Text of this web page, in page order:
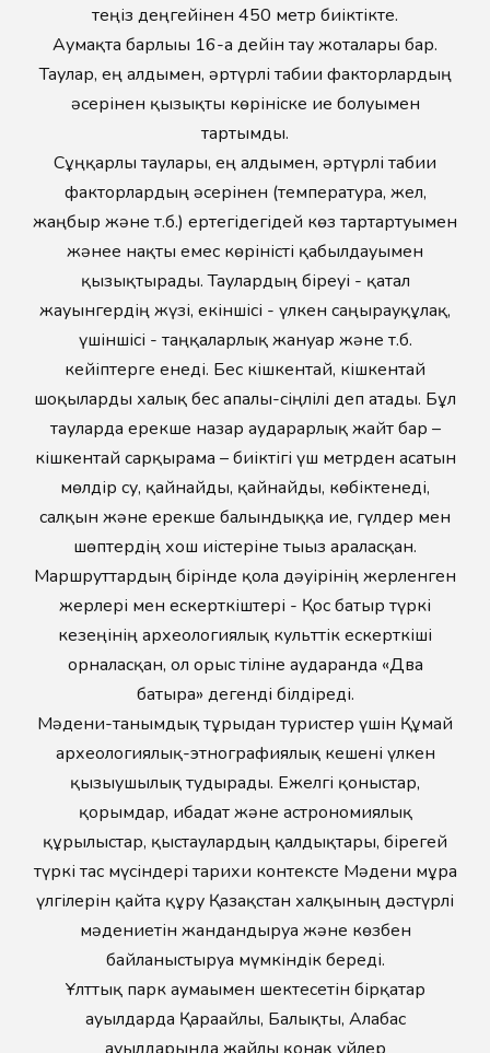
теңіз деңгейінен 450 метр биіктікте.
Аумақта барлығы 16-ға дейін тау жоталары бар.
Таулар, ең алдымен, әртүрлі табиғи факторлардың
әсерінен қызықты көрініске ие болуымен
тартымды.
Сұңқарлы таулары, ең алдымен, әртүрлі табиғи
факторлардың әсерінен (температура, жел,
жаңбыр және т.б.) ертегідегідей көз тартартуымен
жәнее нақты емес көріністі қабылдауымен
қызықтырады. Таулардың біреуі - қатал
жауынгердің жүзі, екіншісі - үлкен саңырауқұлақ,
үшіншісі - таңқаларлық жануар және т.б.
кейіптерге енеді. Бес кішкентай, кішкентай
шоқыларды халық бес апалы-сіңлілі деп атады. Бұл
тауларда ерекше назар аударарлық жайт бар –
кішкентай сарқырама – биіктігі үш метрден асатын
мөлдір су, қайнайды, қайнайды, көбіктенеді,
салқын және ерекше балғындыққа ие, гүлдер мен
шөптердің хош иістеріне тығыз араласқан.
Маршруттардың бірінде қола дәуірінің жерленген
жерлері мен ескерткіштері - Қос батыр түркі
кезеңінің археологиялық культтік ескерткіші
орналасқан, ол орыс тіліне аударғанда «Два
батыра» дегенді білдіреді.
Мәдени-танымдық тұрғыдан туристер үшін Құмай
археологиялық-этнографиялық кешені үлкен
қызығушылық тудырады. Ежелгі қоныстар,
қорымдар, ғибадат және астрономиялық
құрылыстар, қыстаулардың қалдықтары, бірегей
түркі тас мүсіндері тарихи контексте Мәдени мұра
үлгілерін қайта құру Қазақстан халқының дәстүрлі
мәдениетін жандандыруға және көзбен
байланыстыруға мүмкіндік береді.
Ұлттық парк аумағымен шектесетін бірқатар
ауылдарда Қарағайлы, Балықты, Алғабас